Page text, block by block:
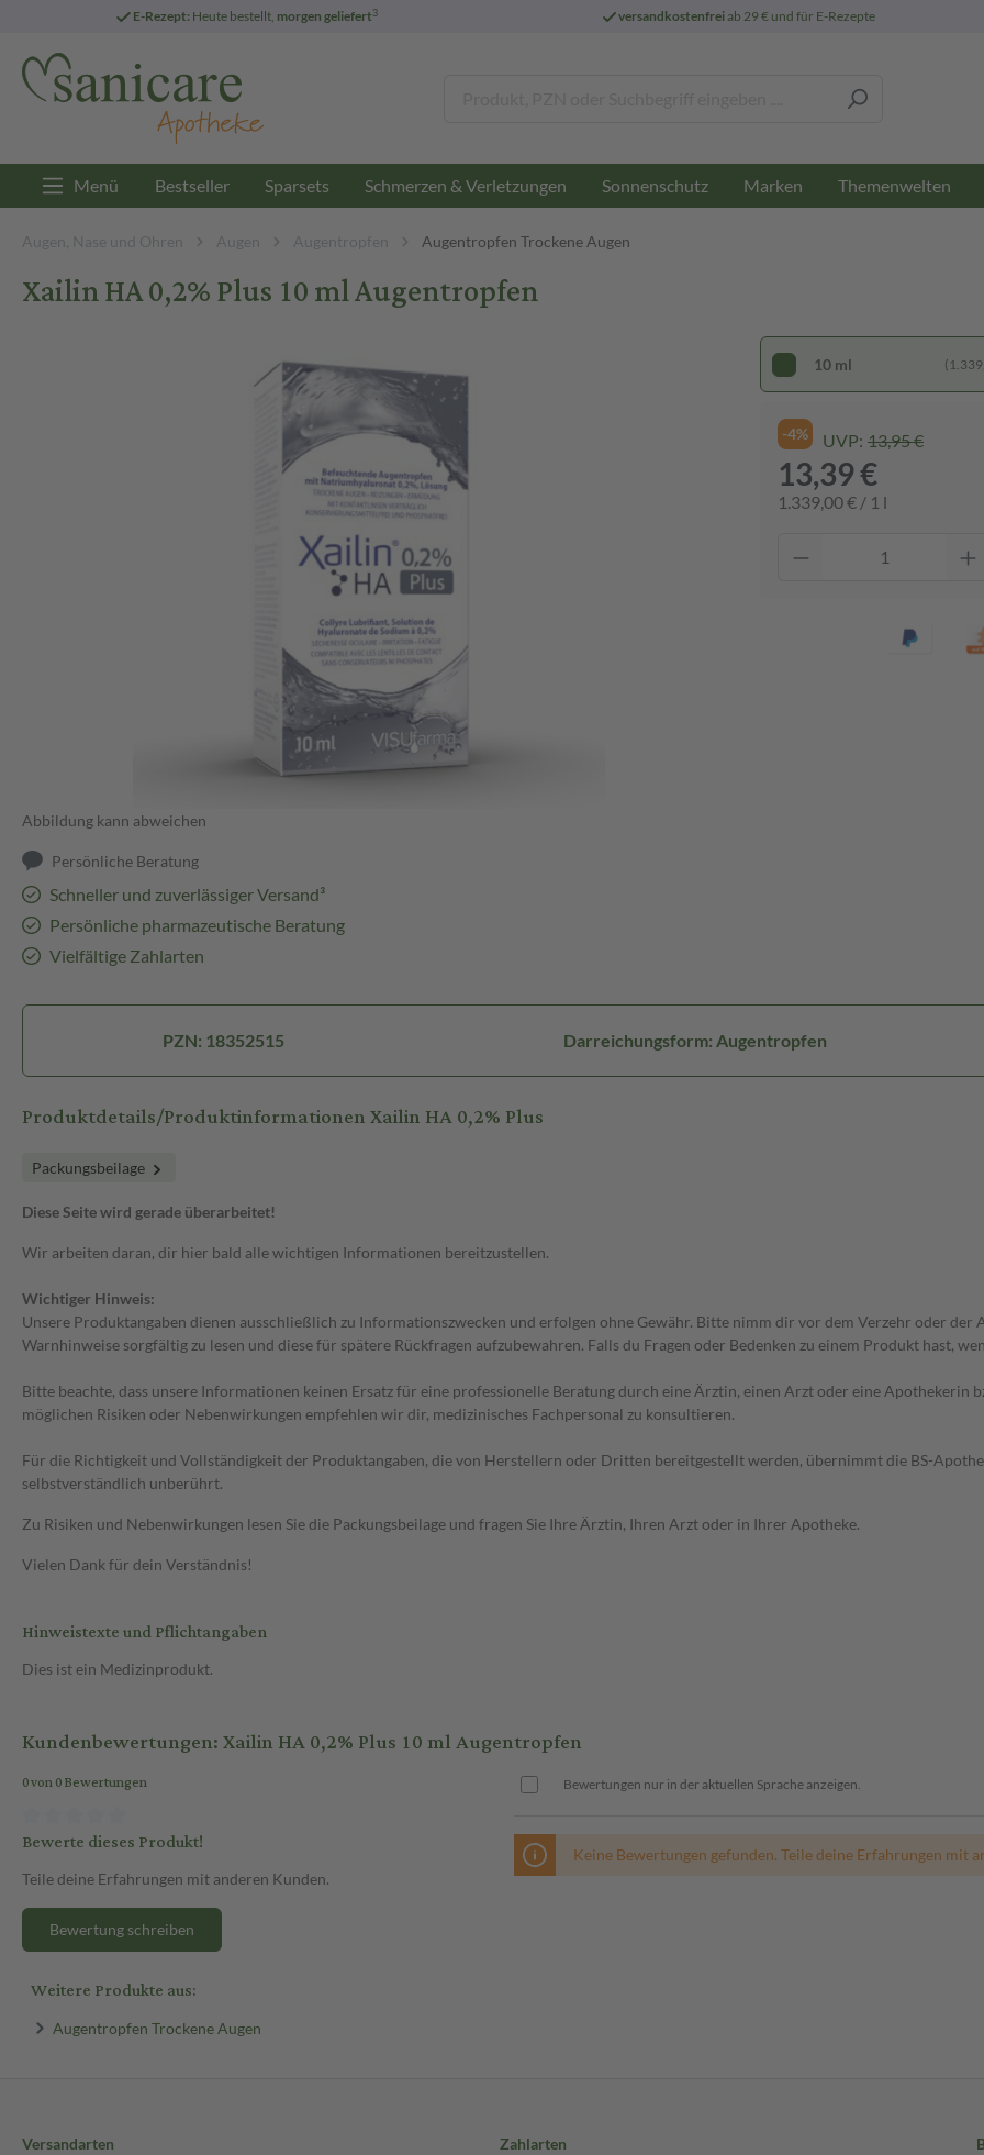
E-Rezept: Heute bestellt, morgen geliefert3 versandkostenfreiab 29 € und für E-Rezepte
Menü Bestseller Sparsets Schmerzen & Verletzungen Sonnenschutz Marken Themenwelten
Augen, Nase und Ohren Augen Augentropfen Augentropfen Trockene Augen
Xailin HA 0,2% Plus 10 ml Augentropfen
Abbildung kann abweichen
Persönliche Beratung
Schneller und zuverlässiger Versand³
Persönliche pharmazeutische Beratung
Vielfältige Zahlarten
10 ml
-4% UVP: 13,95 €
13,39 €
1.339,00 € / 1 l
PZN: 18352515 Darreichungsform: Augentropfen
Produktdetails/Produktinformationen Xailin HA 0,2% Plus
Packungsbeilage
Diese Seite wird gerade überarbeitet!
Wir arbeiten daran, dir hier bald alle wichtigen Informationen bereitzustellen.
Wichtiger Hinweis:
Unsere Produktangaben dienen ausschließlich zu Informationszwecken und erfolgen ohne Gewähr. Bitte nimm dir vor dem Verzehr oder
Warnhinweise sorgfältig zu lesen und diese für spätere Rückfragen aufzubewahren. Falls du Fragen oder Bedenken zu einem Produkt hast,
Bitte beachte, dass unsere Informationen keinen Ersatz für eine professionelle Beratung durch eine Ärztin, einen Arzt oder eine Apothekerin
möglichen Risiken oder Nebenwirkungen empfehlen wir dir, medizinisches Fachpersonal zu konsultieren.
Für die Richtigkeit und Vollständigkeit der Produktangaben, die von Herstellern oder Dritten bereitgestellt werden, übernimmt die BS-
selbstverständlich unberührt.
Zu Risiken und Nebenwirkungen lesen Sie die Packungsbeilage und fragen Sie Ihre Ärztin, Ihren Arzt oder in Ihrer Apotheke.
Vielen Dank für dein Verständnis!
Hinweistexte und Pflichtangaben
Dies ist ein Medizinprodukt.
Kundenbewertungen: Xailin HA 0,2% Plus 10 ml Augentropfen
0 von 0 Bewertungen
Bewerte dieses Produkt!
Teile deine Erfahrungen mit anderen Kunden.
Bewertung schreiben
Bewertungen nur in der aktuellen Sprache anzeigen.
Keine Bewertungen gefunden. Teile deine Erfahrungen mit
Weitere Produkte aus:
Augentropfen Trockene Augen
Versandarten
Zahlarten